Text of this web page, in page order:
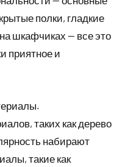
полки, гладкие
шкафчиках — все это
приятное и
таких как дерево
набирают
такие как